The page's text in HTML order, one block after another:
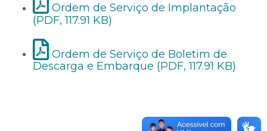
Ordem de Serviço de Implantação
(PDF, 117.91 KB)
Ordem de Serviço de Boletim de
Descarga e Embarque (PDF, 117.91 KB)